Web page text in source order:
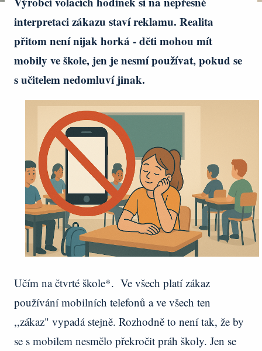
interpretaci zákazu staví reklamu. Realita
přitom není nijak horká - děti mohou mít
mobily ve škole, jen je nesmí používat, pokud se
s učitelem nedomluví jinak.
Učím na čtvrté škole*. Ve všech platí zákaz
používání mobilních telefonů a ve všech ten
,,zákaz" vypadá stejně. Rozhodně to není tak, že by
se s mobilem nesmělo překročit práh školy. Jen se